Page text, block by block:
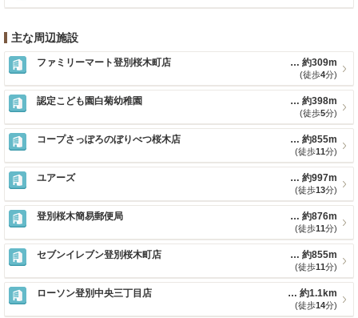
主な周辺施設
ファミリーマート登別桜木町店 約309m
(徒歩4分)
認定こども園白菊幼稚園 約398m
(徒歩5分)
コープさっぽろのぼりべつ桜木店 約855m
(徒歩11分)
ユアーズ 約997m
(徒歩13分)
登別桜木簡易郵便局 約876m
(徒歩11分)
セブンイレブン登別桜木町店 約855m
(徒歩11分)
ローソン登別中央三丁目店 約1.1km
(徒歩14分)